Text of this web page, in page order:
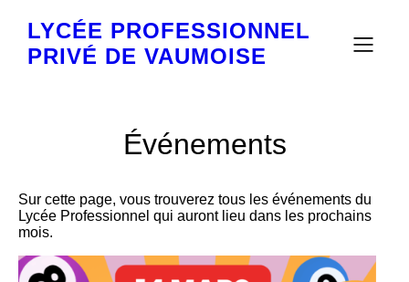
LYCÉE PROFESSIONNEL
PRIVÉ DE VAUMOISE
Événements
Sur cette page, vous trouverez tous les événements du
Lycée Professionnel qui auront lieu dans les prochains
mois.